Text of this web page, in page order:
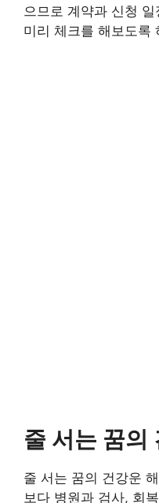
으므로 계약과 신청
미리 체크를 해보도록
줄 서는 꿈의
줄 서는 꿈의 건강운
보다 병원과 검사, 회